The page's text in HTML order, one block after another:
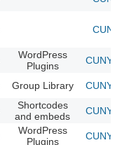
WordPress
Plugins
CUNY
Group Library CUNY
Shortcodes
and embeds
CUNY
WordPress
Plugins
CUNY